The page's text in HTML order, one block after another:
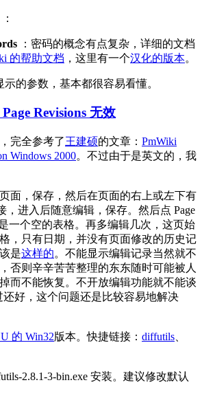
：
：密码的概念有点复杂，详细的文档
的帮助文档 ，这里有一个汉化的版本。
的参数，基本都很容易看懂。
Revisions 无效
完全参考了王建硕的文章： PmWiki
Windows 2000。不过由于是英文的，我
面，保存，然后在页面的右上或左下有
，进入后随意编辑，保存。然后点 Page
一个空的表格。再多编辑几次，这页始
，只有日期，并没有页面修改的历史记
是这样的。不能显示编辑记录当然就不
否则辛辛苦苦整理的东东随时可能被人
而不能恢复。不开放编辑功能就不能谈
好，这个问题还是比较容易地解决
的 Win32版本。快捷链接： diffutils
2.8.1-3-bin.exe 安装。建议修改默认